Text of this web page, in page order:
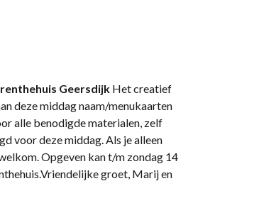
Geersdijk Het creatief
deze middag naam/menukaarten
alle benodigde materialen, zelf
voor deze middag. Als je alleen
Opgeven kan t/m zondag 14
groet, Marij en